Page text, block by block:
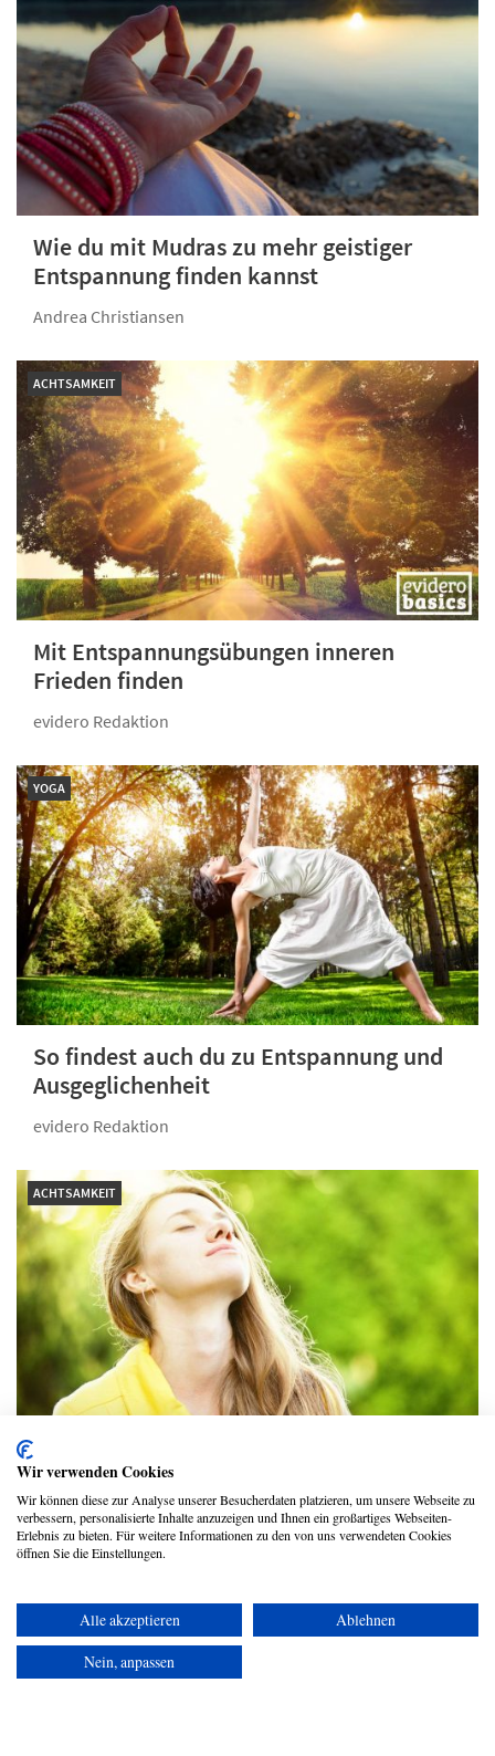
Wie du mit Mudras zu mehr geistiger
Entspannung finden kannst
Andrea Christiansen
ACHTSAMKEIT
Mit Entspannungsübungen inneren
Frieden finden
evidero Redaktion
YOGA
So findest auch du zu Entspannung und
Ausge­glichenheit
evidero Redaktion
ACHTSAMKEIT
Mit diesen 3 Atemübungen beruhigst du
deine Nerven
evidero Redaktion
Copyright © 2026 UmspannwerX Zukunft GmbH
Wir verwenden Cookies
Wir können diese zur Analyse unserer Besucherdaten platzieren, um unsere Webseite zu
verbessern, personalisierte Inhalte anzuzeigen und Ihnen ein großartiges Webseiten-
Erlebnis zu bieten. Für weitere Informationen zu den von uns verwendeten Cookies
öffnen Sie die Einstellungen.
Alle akzeptieren
Ablehnen
Nein, anpassen